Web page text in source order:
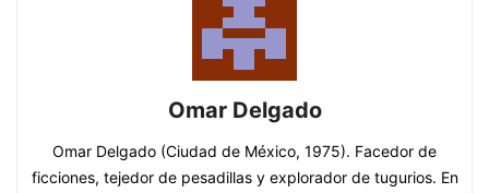
Omar Delgado
Omar Delgado (Ciudad de México, 1975). Facedor de
ficciones, tejedor de pesadillas y explorador de tugurios. En